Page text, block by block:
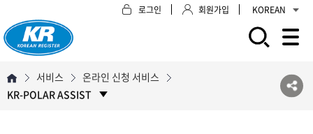
로그인 회원가입 KOREAN
서비스
온라인 신청 서비스
KR-POLAR ASSIST